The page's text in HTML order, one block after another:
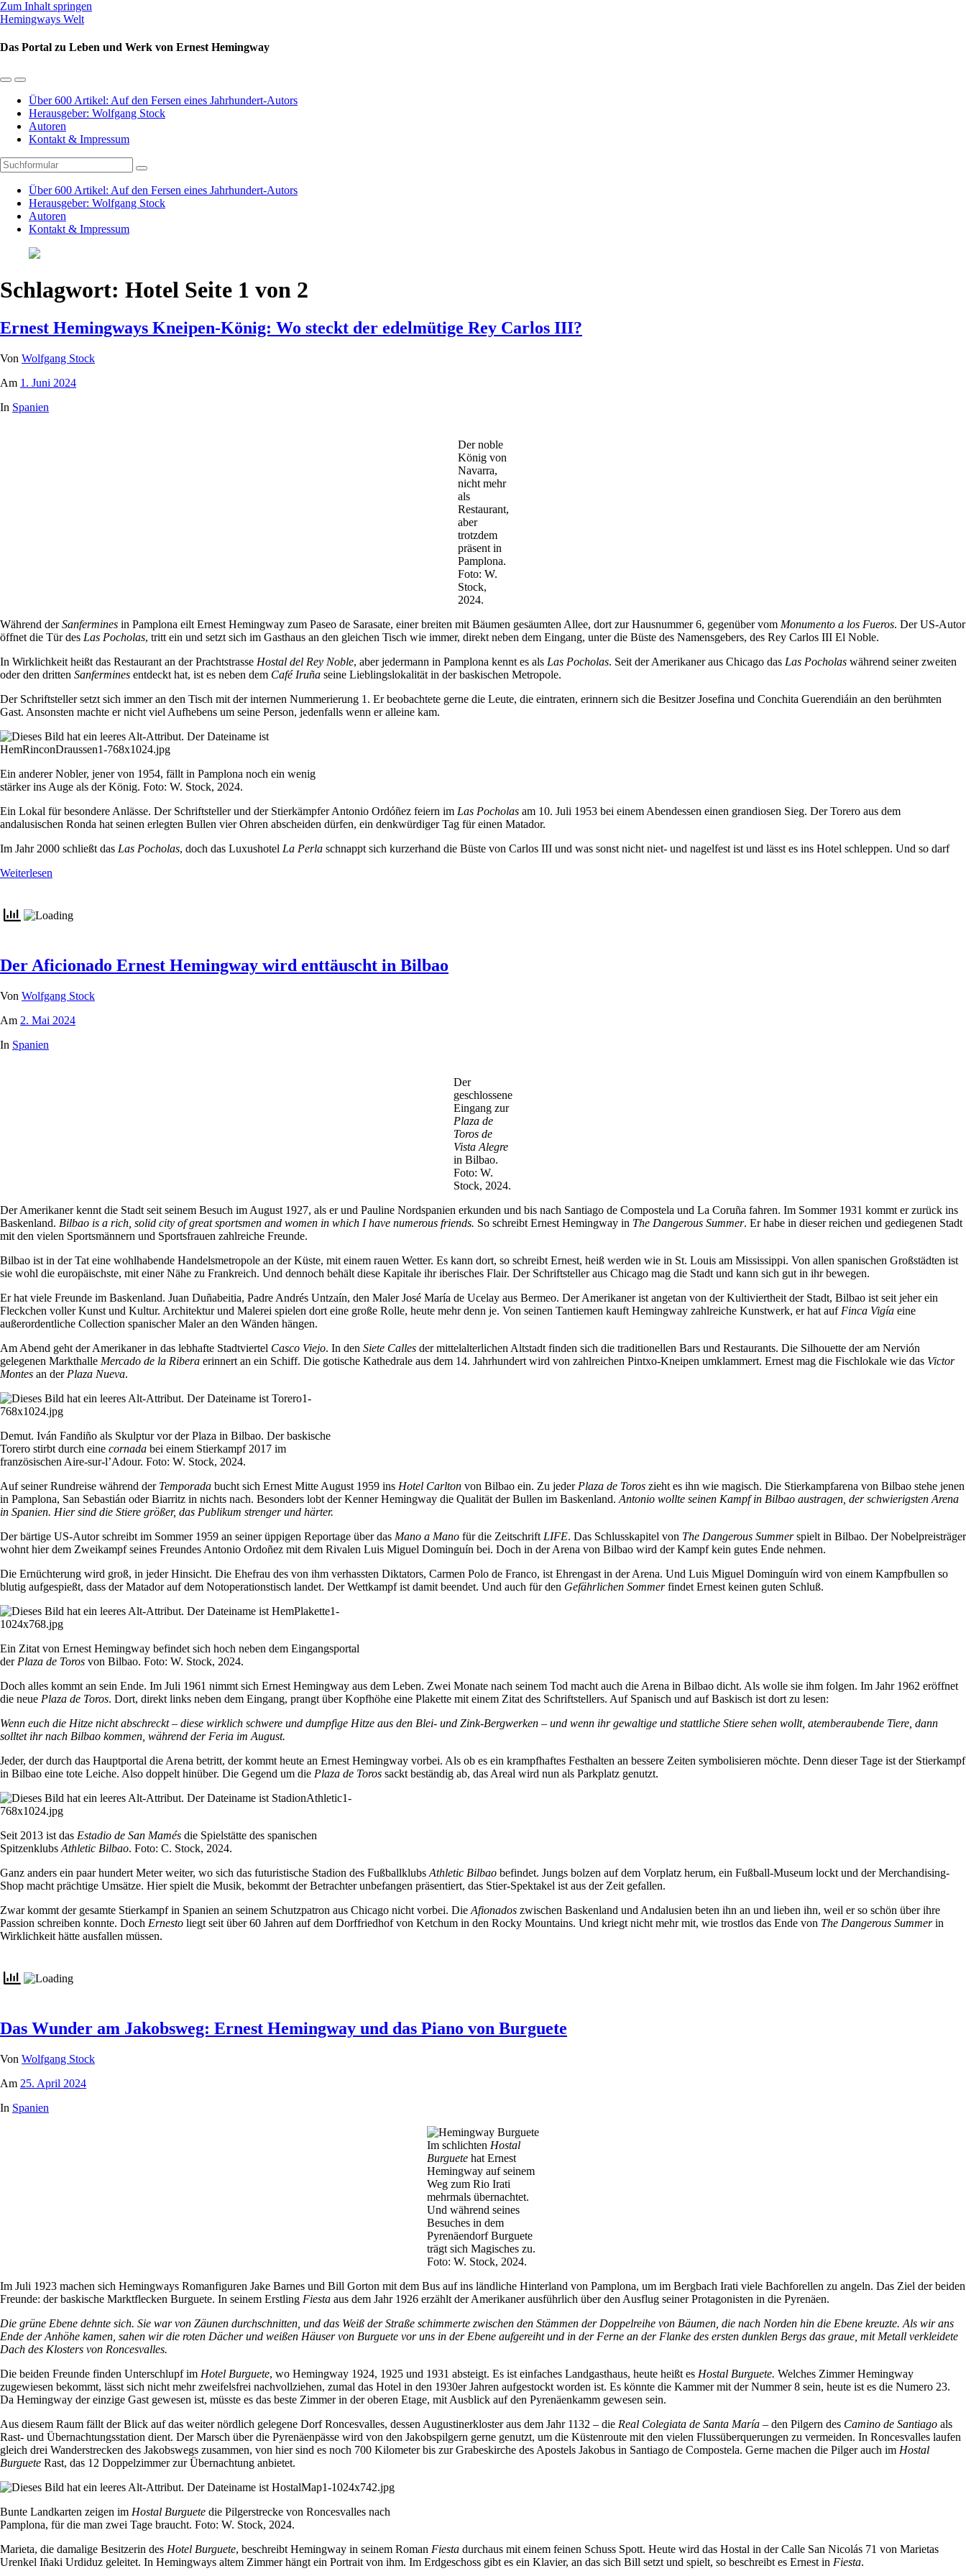
Zum Inhalt springen
Hemingways Welt
Das Portal zu Leben und Werk von Ernest Hemingway
Mobil-
umschalten
Suchfeld
umschalten
Über 600 Artikel: Auf den Fersen eines Jahrhundert-Autors
Herausgeber: Wolfgang Stock
Autoren
Kontakt & Impressum
Suchen
Über 600 Artikel: Auf den Fersen eines Jahrhundert-Autors
Herausgeber: Wolfgang Stock
Autoren
Kontakt & Impressum
Schlagwort: Hotel Seite 1 von 2
Ernest Hemingways Kneipen-König: Wo steckt der edelmütige Rey Carlos III?
Von Wolfgang Stock
Am 1. Juni 2024
In Spanien
Der noble
König von
Navarra,
nicht mehr
als
Restaurant,
aber
trotzdem
präsent in
Pamplona.
Foto: W.
Stock,
2024.
Während derSanfermines in Pamplona eilt Ernest Hemingway zum Paseo de Sarasate, einer breiten mit Bäumen gesäumten Allee, dort zur Hausnummer 6, gegenüber vom Monumento a los Fueros. Der US-Autor
öffnet die Tür des Las Pocholas, tritt ein und setzt sich im Gasthaus an den gleichen Tisch wie immer, direkt neben dem Eingang, unter die Büste des Namensgebers, des Rey Carlos III El Noble.
In Wirklichkeit heißt das Restaurant an der Prachtstrasse Hostal del Rey Noble, aber jedermann in Pamplona kennt es als Las Pocholas. Seit der Amerikaner aus Chicago das Las Pocholas während seiner zweiten
oder den dritten Sanfermines entdeckt hat, ist es neben dem Café Iruña seine Lieblingslokalität in der baskischen Metropole.
Der Schriftsteller setzt sich immer an den Tisch mit der internen Nummerierung 1. Er beobachtete gerne die Leute, die eintraten, erinnern sich die Besitzer Josefina und Conchita Guerendiáin an den berühmten
Gast. Ansonsten machte er nicht viel Aufhebens um seine Person, jedenfalls wenn er alleine kam.
Ein anderer Nobler, jener von 1954, fällt in Pamplona noch ein wenig
stärker ins Auge als der König. Foto: W. Stock, 2024.
Ein Lokal für besondere Anlässe. Der Schriftsteller und der Stierkämpfer Antonio Ordóñez feiern im Las Pocholas am 10. Juli 1953 bei einem Abendessen einen grandiosen Sieg. Der Torero aus dem
andalusischen Ronda hat seinen erlegten Bullen vier Ohren abscheiden dürfen, ein denkwürdiger Tag für einen Matador.
Im Jahr 2000 schließt das Las Pocholas, doch das Luxushotel La Perla schnappt sich kurzerhand die Büste von Carlos III und was sonst nicht niet- und nagelfest ist und lässt es ins Hotel schleppen. Und so darf
Weiterlesen
Der Aficionado Ernest Hemingway wird enttäuscht in Bilbao
Von Wolfgang Stock
Am 2. Mai 2024
In Spanien
Der
geschlossene
Eingang zur
Plaza de
Toros de
Vista Alegre
in Bilbao.
Foto: W.
Stock, 2024.
Der Amerikaner kennt die Stadt seit seinem Besuch im August 1927, als er und Pauline Nordspanien erkunden und bis nach Santiago de Compostela und La Coruña fahren. Im Sommer 1931 kommt er zurück ins
Baskenland. Bilbao is a rich, solid city of great sportsmen and women in which I have numerous friends. So schreibt Ernest Hemingway in The Dangerous Summer. Er habe in dieser reichen und gediegenen Stadt
mit den vielen Sportsmännern und Sportsfrauen zahlreiche Freunde.
Bilbao ist in der Tat eine wohlhabende Handelsmetropole an der Küste, mit einem rauen Wetter. Es kann dort, so schreibt Ernest, heiß werden wie in St. Louis am Mississippi. Von allen spanischen Großstädten ist
sie wohl die europäischste, mit einer Nähe zu Frankreich. Und dennoch behält diese Kapitale ihr iberisches Flair. Der Schriftsteller aus Chicago mag die Stadt und kann sich gut in ihr bewegen.
Er hat viele Freunde im Baskenland. Juan Duñabeitia, Padre Andrés Untzaín, den Maler José María de Ucelay aus Bermeo. Der Amerikaner ist angetan von der Kultiviertheit der Stadt, Bilbao ist seit jeher ein
Fleckchen voller Kunst und Kultur. Architektur und Malerei spielen dort eine große Rolle, heute mehr denn je. Von seinen Tantiemen kauft Hemingway zahlreiche Kunstwerk, er hat auf Finca Vigía eine
außerordentliche Collection spanischer Maler an den Wänden hängen.
Am Abend geht der Amerikaner in das lebhafte Stadtviertel Casco Viejo. In den Siete Calles der mittelalterlichen Altstadt finden sich die traditionellen Bars und Restaurants. Die Silhouette der am Nervión
gelegenen Markthalle Mercado de la Ribera erinnert an ein Schiff. Die gotische Kathedrale aus dem 14. Jahrhundert wird von zahlreichen Pintxo-Kneipen umklammert. Ernest mag die Fischlokale wie das Victor
Montes an der Plaza Nueva.
Demut. Iván Fandiño als Skulptur vor der Plaza in Bilbao. Der baskische
Torero stirbt durch eine cornada bei einem Stierkampf 2017 im
französischen Aire-sur-l’Adour. Foto: W. Stock, 2024.
Auf seiner Rundreise während der Temporada bucht sich Ernest Mitte August 1959 ins Hotel Carlton von Bilbao ein. Zu jeder Plaza de Toros zieht es ihn wie magisch. Die Stierkampfarena von Bilbao stehe jenen
in Pamplona, San Sebastián oder Biarritz in nichts nach. Besonders lobt der Kenner Hemingway die Qualität der Bullen im Baskenland. Antonio wollte seinen Kampf in Bilbao austragen, der schwierigsten Arena
in Spanien. Hier sind die Stiere größer, das Publikum strenger und härter.
Der bärtige US-Autor schreibt im Sommer 1959 an seiner üppigen Reportage über das Mano a Mano für die Zeitschrift LIFE. Das Schlusskapitel von The Dangerous Summerspielt in Bilbao. Der Nobelpreisträger
wohnt hier dem Zweikampf seines Freundes Antonio Ordoñez mit dem Rivalen Luis Miguel Dominguín bei. Doch in der Arena von Bilbao wird der Kampf kein gutes Ende nehmen.
Die Ernüchterung wird groß, in jeder Hinsicht. Die Ehefrau des von ihm verhassten Diktators, Carmen Polo de Franco, ist Ehrengast in der Arena. Und Luis Miguel Dominguín wird von einem Kampfbullen so
blutig aufgespießt, dass der Matador auf dem Notoperationstisch landet. Der Wettkampf ist damit beendet. Und auch für den Gefährlichen Sommerfindet Ernest keinen guten Schluß.
Ein Zitat von Ernest Hemingway befindet sich hoch neben dem Eingangsportal
der Plaza de Toros von Bilbao. Foto: W. Stock, 2024.
Doch alles kommt an sein Ende. Im Juli 1961 nimmt sich Ernest Hemingway aus dem Leben. Zwei Monate nach seinem Tod macht auch die Arena in Bilbao dicht. Als wolle sie ihm folgen. Im Jahr 1962 eröffnet
die neue Plaza de Toros. Dort, direkt links neben dem Eingang, prangt über Kopfhöhe eine Plakette mit einem Zitat des Schriftstellers. Auf Spanisch und auf Baskisch ist dort zu lesen:
Wenn euch die Hitze nicht abschreckt – diese wirklich schwere und dumpfige Hitze aus den Blei- und Zink-Bergwerken – und wenn ihr gewaltige und stattliche Stiere sehen wollt, atemberaubende Tiere, dann
solltet ihr nach Bilbao kommen, während der Feria im August.
Jeder, der durch das Hauptportal die Arena betritt, der kommt heute an Ernest Hemingway vorbei. Als ob es ein krampfhaftes Festhalten an bessere Zeiten symbolisieren möchte. Denn dieser Tage ist der Stierkampf
in Bilbao eine tote Leiche. Also doppelt hinüber. Die Gegend um die Plaza de Toros sackt beständig ab, das Areal wird nun als Parkplatz genutzt.
Seit 2013 ist das Estadio de San Mamés die Spielstätte des spanischen
Spitzenklubs Athletic Bilbao. Foto: C. Stock, 2024.
Ganz anders ein paar hundert Meter weiter, wo sich das futuristische Stadion des Fußballklubs Athletic Bilbao befindet. Jungs bolzen auf dem Vorplatz herum, ein Fußball-Museum lockt und der Merchandising-
Shop macht prächtige Umsätze. Hier spielt die Musik, bekommt der Betrachter unbefangen präsentiert, das Stier-Spektakel ist aus der Zeit gefallen.
Zwar kommt der gesamte Stierkampf in Spanien an seinem Schutzpatron aus Chicago nicht vorbei. Die Afionados zwischen Baskenland und Andalusien beten ihn an und lieben ihn, weil er so schön über ihre
Passion schreiben konnte. Doch Ernesto liegt seit über 60 Jahren auf dem Dorffriedhof von Ketchum in den Rocky Mountains. Und kriegt nicht mehr mit, wie trostlos das Ende von The Dangerous Summerin
Wirklichkeit hätte ausfallen müssen.
Das Wunder am Jakobsweg: Ernest Hemingway und das Piano von Burguete
Von Wolfgang Stock
Am 25. April 2024
In Spanien
Im schlichten Hostal
Burguete hat Ernest
Hemingway auf seinem
Weg zum Rio Irati
mehrmals übernachtet.
Und während seines
Besuches in dem
Pyrenäendorf Burguete
trägt sich Magisches zu.
Foto: W. Stock, 2024.
Im Juli 1923 machen sich Hemingways Romanfiguren Jake Barnes und Bill Gorton mit dem Bus auf ins ländliche Hinterland von Pamplona, um im Bergbach Irati viele Bachforellen zu angeln. Das Ziel der beiden
Freunde: der baskische Marktflecken Burguete. In seinem Erstling Fiesta aus dem Jahr 1926 erzählt der Amerikaner ausführlich über den Ausflug seiner Protagonisten in die Pyrenäen.
Die grüne Ebene dehnte sich. Sie war von Zäunen durchschnitten, und das Weiß der Straße schimmerte zwischen den Stämmen der Doppelreihe von Bäumen, die nach Norden hin die Ebene kreuzte. Als wir ans
Ende der Anhöhe kamen, sahen wir die roten Dächer und weißen Häuser von Burguete vor uns in der Ebene aufgereiht und in der Ferne an der Flanke des ersten dunklen Bergs das graue, mit Metall verkleidete
Dach des Klosters von Roncesvalles.
Die beiden Freunde finden Unterschlupf im Hotel Burguete, wo Hemingway 1924, 1925 und 1931 absteigt. Es ist einfaches Landgasthaus, heute heißt es Hostal Burguete. Welches Zimmer Hemingway
zugewiesen bekommt, lässt sich nicht mehr zweifelsfrei nachvollziehen, zumal das Hotel in den 1930er Jahren aufgestockt worden ist. Es könnte die Kammer mit der Nummer 8 sein, heute ist es die Numero 23.
Da Hemingway der einzige Gast gewesen ist, müsste es das beste Zimmer in der oberen Etage, mit Ausblick auf den Pyrenäenkamm gewesen sein.
Aus diesem Raum fällt der Blick auf das weiter nördlich gelegene Dorf Roncesvalles, dessen Augustinerkloster aus dem Jahr 1132 – die Real Colegiata de Santa María – den Pilgern des Camino de Santiago als
Rast- und Übernachtungsstation dient. Der Marsch über die Pyrenäenpässe wird von den Jakobspilgern gerne genutzt, um die Küstenroute mit den vielen Flussüberquerungen zu vermeiden. In Roncesvalles laufen
gleich drei Wanderstrecken des Jakobswegs zusammen, von hier sind es noch 700 Kilometer bis zur Grabeskirche des Apostels Jakobus in Santiago de Compostela. Gerne machen die Pilger auch im Hostal
Burguete Rast, das 12 Doppelzimmer zur Übernachtung anbietet.
Bunte Landkarten zeigen im Hostal Burguete die Pilgerstrecke von Roncesvalles nach
Pamplona, für die man zwei Tage braucht. Foto: W. Stock, 2024.
Marieta, die damalige Besitzerin des Hotel Burguete, beschreibt Hemingway in seinem Roman Fiesta durchaus mit einem feinen Schuss Spott. Heute wird das Hostal in der Calle San Nicolás 71 von Marietas
Urenkel Iñaki Urdiduz geleitet. In Hemingways altem Zimmer hängt ein Portrait von ihm. Im Erdgeschoss gibt es ein Klavier, an das sich Bill setzt und spielt, so beschreibt es Ernest in Fiesta.